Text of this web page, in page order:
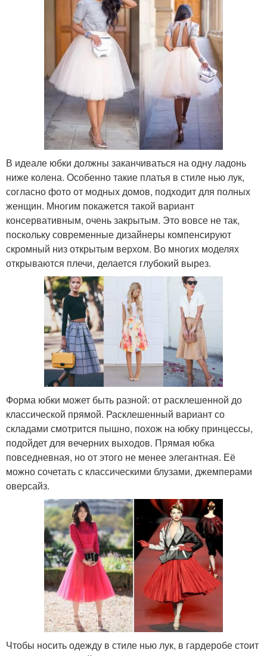
В идеале юбки должны заканчиваться на одну ладонь
ниже колена. Особенно такие платья в стиле нью лук,
согласно фото от модных домов, подходит для полных
женщин. Многим покажется такой вариант
консервативным, очень закрытым. Это вовсе не так,
поскольку современные дизайнеры компенсируют
скромный низ открытым верхом. Во многих моделях
открываются плечи, делается глубокий вырез.
Форма юбки может быть разной: от расклешенной до
классической прямой. Расклешенный вариант со
складами смотрится пышно, похож на юбку принцессы,
подойдет для вечерних выходов. Прямая юбка
повседневная, но от этого не менее элегантная. Её
можно сочетать с классическими блузами, джемперами
оверсайз.
Чтобы носить одежду в стиле нью лук, в гардеробе стоит